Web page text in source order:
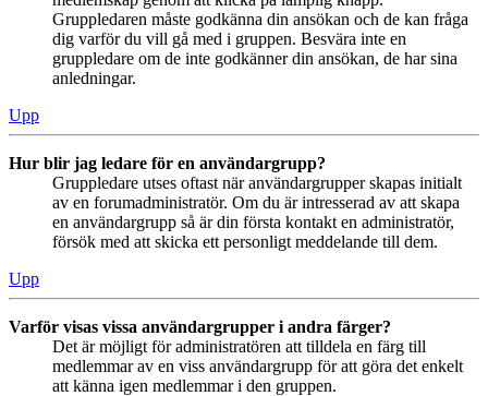
Gruppledaren måste godkänna din ansökan och de kan fråga
dig varför du vill gå med i gruppen. Besvära inte en
gruppledare om de inte godkänner din ansökan, de har sina
anledningar.
Upp
Hur blir jag ledare för en användargrupp?
Gruppledare utses oftast när användargrupper skapas initialt
av en forumadministratör. Om du är intresserad av att skapa
en användargrupp så är din första kontakt en administratör,
försök med att skicka ett personligt meddelande till dem.
Upp
Varför visas vissa användargrupper i andra färger?
Det är möjligt för administratören att tilldela en färg till
medlemmar av en viss användargrupp för att göra det enkelt
att känna igen medlemmar i den gruppen.